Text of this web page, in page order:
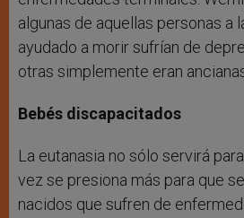
algunas de aquellas personas a
ayudado a morir sufrían de
otras simplemente eran
Bebés discapacitados
La eutanasia no sólo servirá
vez se presiona más para que
nacidos que sufren de